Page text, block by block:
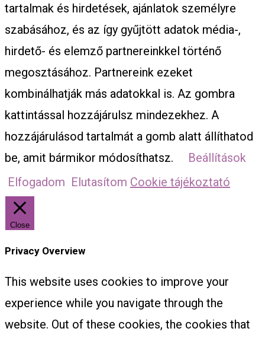
tartalmak és hirdetések, ajánlatok személyre
szabásához, és az így gyűjtött adatok média-,
hirdető- és elemző partnereinkkel történő
megosztásához. Partnereink ezeket
kombinálhatják más adatokkal is. Az gombra
kattintással hozzájárulsz mindezekhez. A
hozzájárulásod tartalmát a gomb alatt állíthatod
be, amit bármikor módosíthatsz.
Beállítások
Elfogadom Elutasítom Cookie tájékoztató
Close
Privacy Overview
This website uses cookies to improve your
experience while you navigate through the
website. Out of these cookies, the cookies that